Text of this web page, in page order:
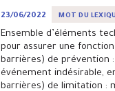
23/06/2022 MOT DU
Ensemble d’éléments
pour assurer une
barrières) de prévention
événement indésirable,
barrières) de limitation :